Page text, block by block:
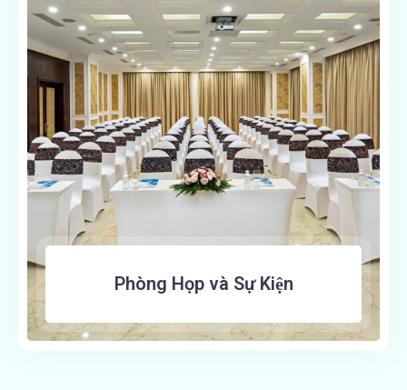
Phòng Họp và Sự Kiện